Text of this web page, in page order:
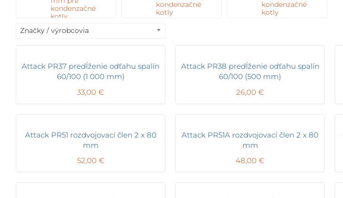
kondenzačné
kotly
kondenzačné
kotly
kondenzačné
kotly
Značky / výrobcovia
Attack PR37 predĺženie odťahu spalín
60/100 (1 000 mm)
33,00 €
Attack PR38 predĺženie odťahu spalín
60/100 (500 mm)
26,00 €
Attack PR51 rozdvojovací člen 2 x 80
mm
52,00 €
Attack PR51A rozdvojovací člen 2 x 80
mm
48,00 €